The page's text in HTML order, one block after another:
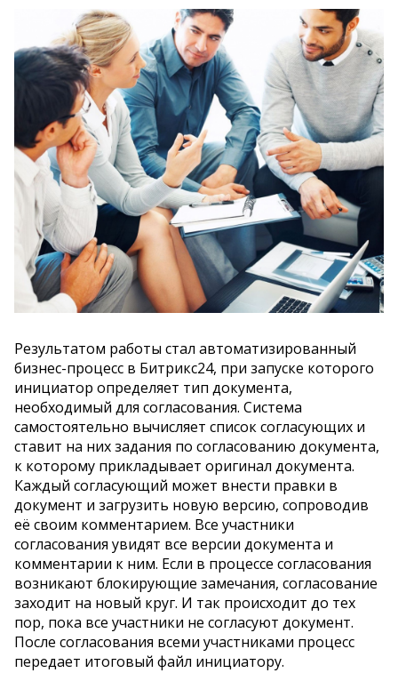
Результатом работы стал автоматизированный
бизнес-процесс в Битрикс24, при запуске которого
инициатор определяет тип документа,
необходимый для согласования. Система
самостоятельно вычисляет список согласующих и
ставит на них задания по согласованию документа,
к которому прикладывает оригинал документа.
Каждый согласующий может внести правки в
документ и загрузить новую версию, сопроводив
её своим комментарием. Все участники
согласования увидят все версии документа и
комментарии к ним. Если в процессе согласования
возникают блокирующие замечания, согласование
заходит на новый круг. И так происходит до тех
пор, пока все участники не согласуют документ.
После согласования всеми участниками процесс
передает итоговый файл инициатору.